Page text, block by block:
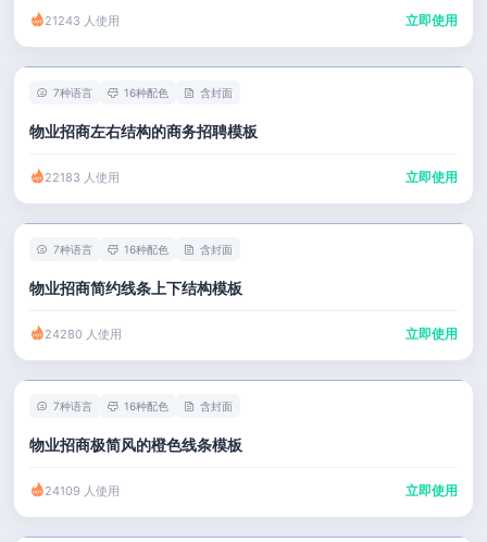
21243 人使用 立即使用
7种语言 16种配色 含封面
物业招商左右结构的商务招聘模板
22183 人使用 立即使用
7种语言 16种配色 含封面
物业招商简约线条上下结构模板
24280 人使用 立即使用
7种语言 16种配色 含封面
物业招商极简风的橙色线条模板
24109 人使用 立即使用